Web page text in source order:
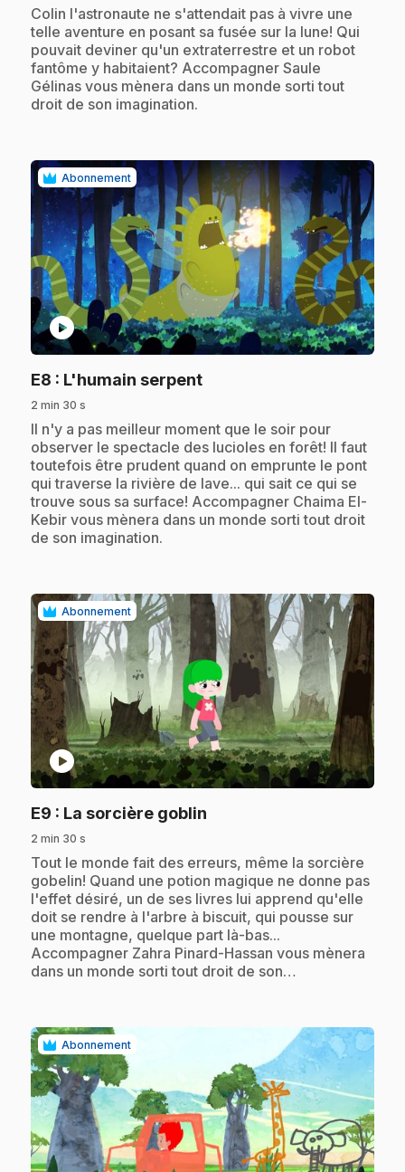
.Colin l'astronaute ne s'attendait pas à vivre une
telle aventure en posant sa fusée sur la lune! Qui
pouvait deviner qu'un extraterrestre et un robot
fantôme y habitaient? Accompagner Saule
Gélinas vous mènera dans un monde sorti tout
droit de son imagination.
Abonnement
play_circle
E8 : L'humain serpent.
2 min 30 s
.Il n'y a pas meilleur moment que le soir pour
observer le spectacle des lucioles en forêt! Il faut
toutefois être prudent quand on emprunte le pont
qui traverse la rivière de lave... qui sait ce qui se
trouve sous sa surface! Accompagner Chaima El-
Kebir vous mènera dans un monde sorti tout droit
de son imagination.
Abonnement
play_circle
E9 : La sorcière goblin
2 min 30 s
.Tout le monde fait des erreurs, même la sorcière
gobelin! Quand une potion magique ne donne pas
l'effet désiré, un de ses livres lui apprend qu'elle
doit se rendre à l'arbre à biscuit, qui pousse sur
une montagne, quelque part là-bas...
Accompagner Zahra Pinard-Hassan vous mènera
dans un monde sorti tout droit de son…
Abonnement